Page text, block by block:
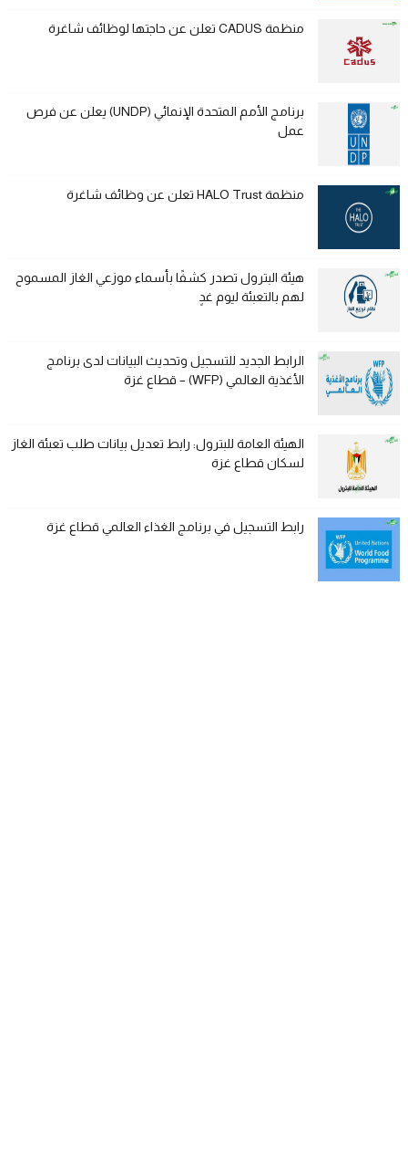
منظمة CADUS تعلن عن حاجتها لوظائف شاغرة
برنامج الأمم المتحدة الإنمائي (UNDP) يعلن عن فرص
عمل
منظمة HALO Trust تعلن عن وظائف شاغرة
هيئة البترول تصدر كشفًا بأسماء موزعي الغاز المسموح
لهم بالتعبئة ليوم غدٍ
الرابط الجديد للتسجيل وتحديث البيانات لدى برنامج
الأغذية العالمي (WFP) – قطاع غزة
الهيئة العامة للبترول: رابط تعديل بيانات طلب تعبئة الغاز
لسكان قطاع غزة
رابط التسجيل في برنامج الغذاء العالمي قطاع غزة